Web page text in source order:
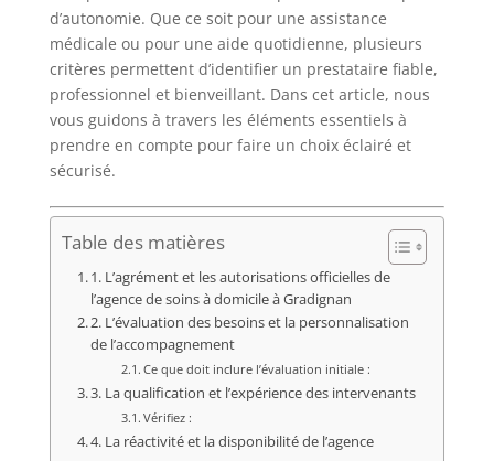
d’autonomie. Que ce soit pour une assistance
médicale ou pour une aide quotidienne, plusieurs
critères permettent d’identifier un prestataire fiable,
professionnel et bienveillant. Dans cet article, nous
vous guidons à travers les éléments essentiels à
prendre en compte pour faire un choix éclairé et
sécurisé.
Table des matières
1. L’agrément et les autorisations officielles de
l’agence de soins à domicile à Gradignan
2. L’évaluation des besoins et la personnalisation
de l’accompagnement
Ce que doit inclure l’évaluation initiale :
3. La qualification et l’expérience des intervenants
Vérifiez :
4. La réactivité et la disponibilité de l’agence